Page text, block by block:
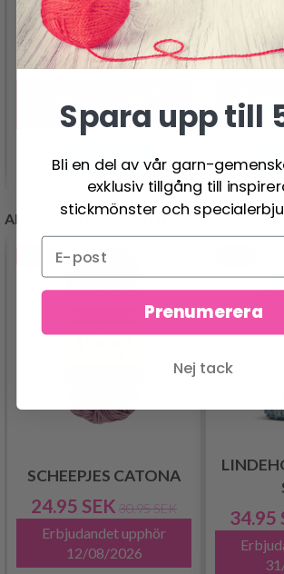
SÄKERHETSÖGON,
ROSA, 5 PAR
Pris från14.95 SEK
31/08/2026
Se produkt
Pris från
ANDRA KUNDER KÖPTE
SCHEEPJES CATONA
24.95 SEK 30.95 SEK
Erbjudandet upphör
12/08/2026
34.95
Spara upp till
Bli en del av vår garn-
exklusiv tillgång till
stickmönster och
Prenumerera
Nej tack